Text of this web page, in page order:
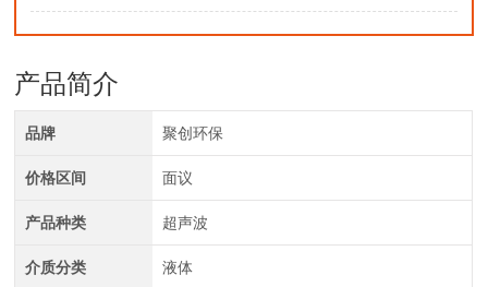
产品简介
品牌 聚创环保
价格区间 面议
产品种类 超声波
介质分类 液体